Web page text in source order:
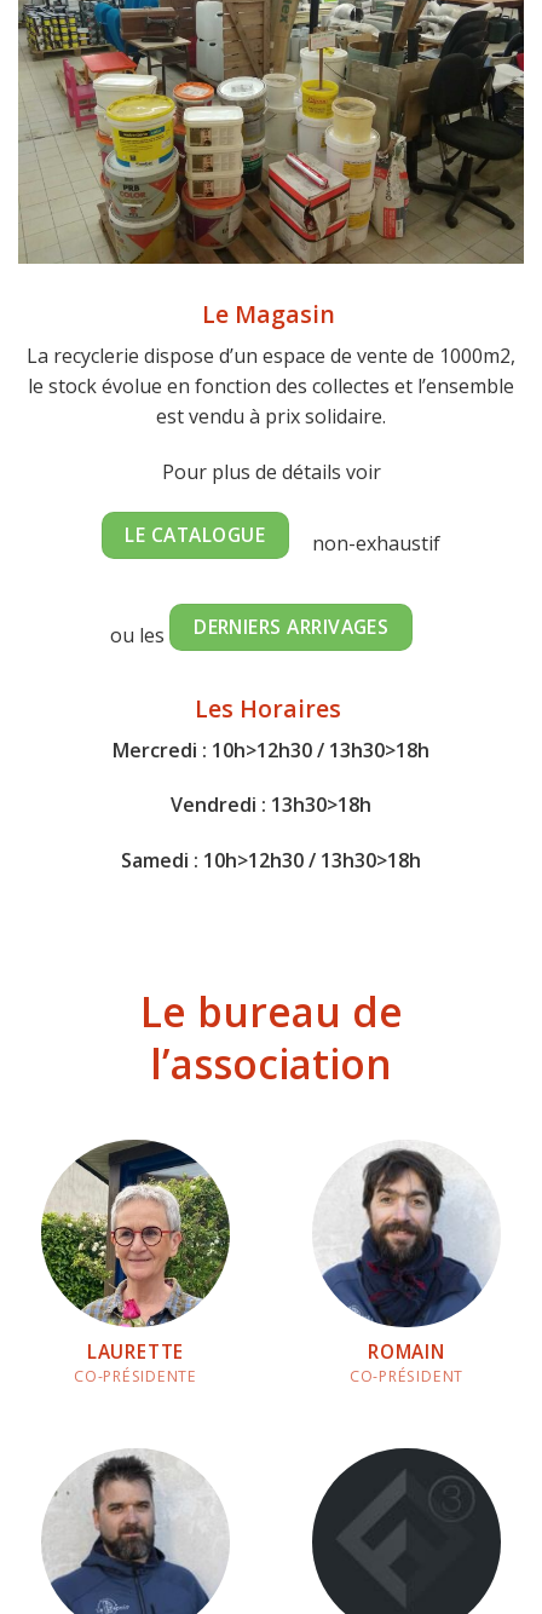
Le Magasin
La recyclerie dispose d’un espace de vente de 1000m2,
le stock évolue en fonction des collectes et l’ensemble
est vendu à prix solidaire.
Pour plus de détails voir
LE CATALOGUE non-exhaustif
ou les DERNIERS ARRIVAGES
Les Horaires
Mercredi : 10h>12h30 / 13h30>18h
Vendredi : 13h30>18h
Samedi : 10h>12h30 / 13h30>18h
Le bureau de
l’association
LAURETTE
CO-PRÉSIDENTE
ROMAIN
CO-PRÉSIDENT